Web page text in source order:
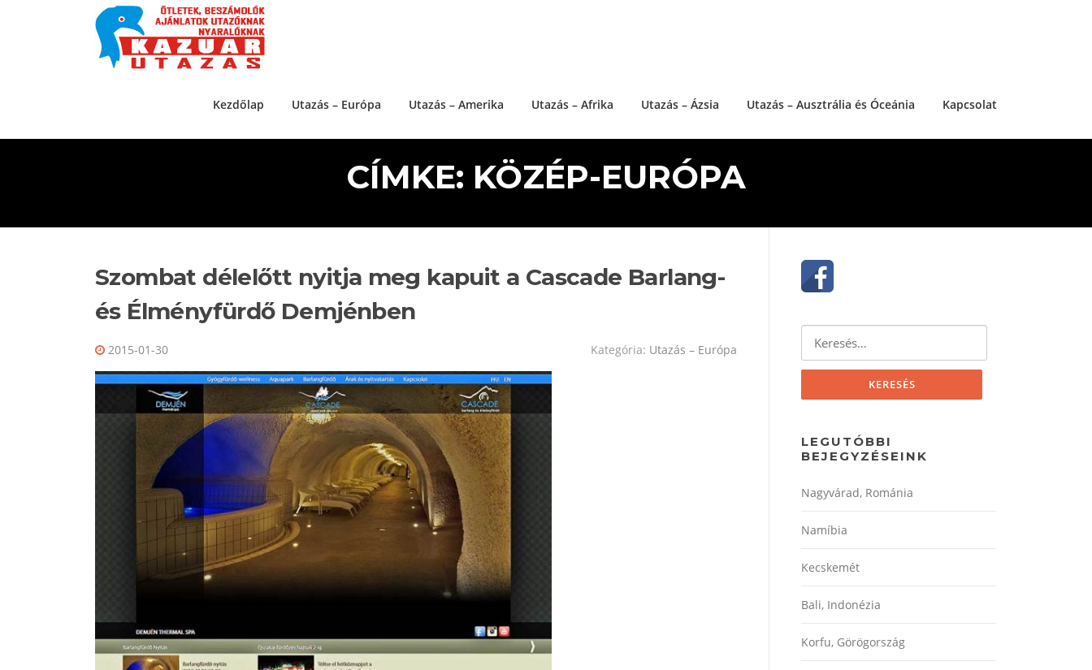
Ugrás a tartalomra
Kezdőlap Utazás – Európa Utazás – Amerika Utazás – Afrika Utazás – Ázsia Utazás – Ausztrália és Óceánia Kapcsolat
CÍMKE: KÖZÉP-EURÓPA
Szombat délelőtt nyitja meg kapuit a Cascade Barlang-
és Élményfürdő Demjénben
2015-01-30 Kategória: Utazás – Európa
Keresés:
LEGUTÓBBI
BEJEGYZÉSEINK
Nagyvárad, Románia
Namíbia
Kecskemét
Bali, Indonézia
Korfu, Görögország